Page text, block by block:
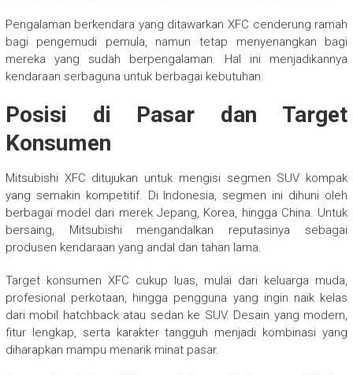
Pengalaman berkendara yang ditawarkan XFC cenderung ramah
bagi pengemudi pemula, namun tetap menyenangkan bagi
mereka yang sudah berpengalaman. Hal ini menjadikannya
kendaraan serbaguna untuk berbagai kebutuhan.
Posisi di Pasar dan Target
Konsumen
Mitsubishi XFC ditujukan untuk mengisi segmen SUV kompak
yang semakin kompetitif. Di Indonesia, segmen ini dihuni oleh
berbagai model dari merek Jepang, Korea, hingga China. Untuk
bersaing, Mitsubishi mengandalkan reputasinya sebagai
produsen kendaraan yang andal dan tahan lama.
Target konsumen XFC cukup luas, mulai dari keluarga muda,
profesional perkotaan, hingga pengguna yang ingin naik kelas
dari mobil hatchback atau sedan ke SUV. Desain yang modern,
fitur lengkap, serta karakter tangguh menjadi kombinasi yang
diharapkan mampu menarik minat pasar.